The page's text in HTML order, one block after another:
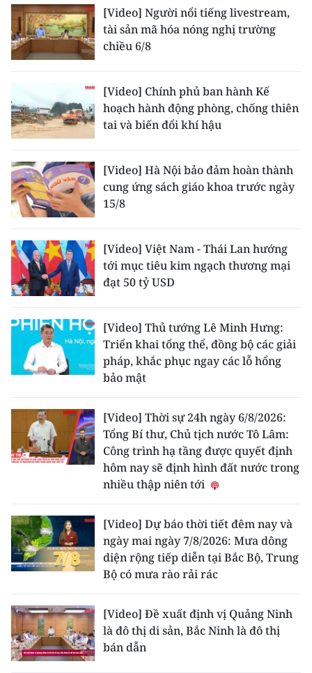
CHUYÊN ĐỀ
CÁC CHUYÊN TRANG
VỀ BÁO NHÂN DÂN
THỜI NAY
NHÂN DÂN CUỐI TUẦN
NHÂN DÂN HẰNG THÁNG
MUA BÁO
ĐỌC BÁO IN
ENGLISH
中文
РУССКИЙ
ESPAÑOL
[Video] Người nổi tiếng livestream,
tài sản mã hóa nóng nghị trường
chiều 6/8
[Video] Chính phủ ban hành Kế
hoạch hành động phòng, chống thiên
tai và biến đổi khí hậu
[Video] Hà Nội bảo đảm hoàn thành
cung ứng sách giáo khoa trước ngày
15/8
[Video] Việt Nam - Thái Lan hướng
tới mục tiêu kim ngạch thương mại
đạt 50 tỷ USD
[Video] Thủ tướng Lê Minh Hưng:
Triển khai tổng thể, đồng bộ các giải
pháp, khắc phục ngay các lỗ hổng
bảo mật
[Video] Thời sự 24h ngày 6/8/2026:
Tổng Bí thư, Chủ tịch nước Tô Lâm:
Công trình hạ tầng được quyết định
hôm nay sẽ định hình đất nước trong
nhiều thập niên tới
[Video] Dự báo thời tiết đêm nay và
ngày mai ngày 7/8/2026: Mưa dông
diện rộng tiếp diễn tại Bắc Bộ, Trung
Bộ có mưa rào rải rác
[Video] Đề xuất định vị Quảng Ninh
là đô thị di sản, Bắc Ninh là đô thị
bán dẫn